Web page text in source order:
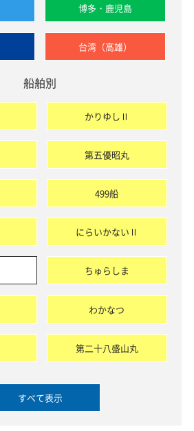
博多・鹿児島
台湾（高雄）
船舶別
かりゆしⅡ
第五優昭丸
499船
にらいかないⅡ
ちゅらしま
わかなつ
第二十八盛山丸
すべて表示